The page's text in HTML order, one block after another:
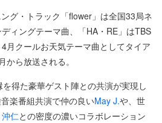
グ・トラック「flower」は全国33局ネ
ィングテーマ曲、「HA・RE」はTBS
月クールお天気テーマ曲としてタイア
から放送される。
得た豪華ゲスト陣との共演が実現し
楽番組共演で仲の良いMay J.や、世
沖仁との密度の濃いコラボレーション